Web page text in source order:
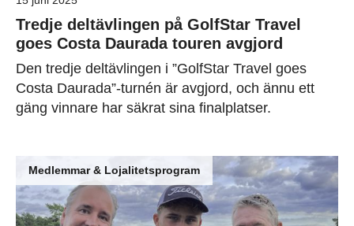
Tredje deltävlingen på GolfStar Travel
goes Costa Daurada touren avgjord
Den tredje deltävlingen i ”GolfStar Travel goes
Costa Daurada”-turnén är avgjord, och ännu ett
gäng vinnare har säkrat sina finalplatser.
Medlemmar & Lojalitetsprogram